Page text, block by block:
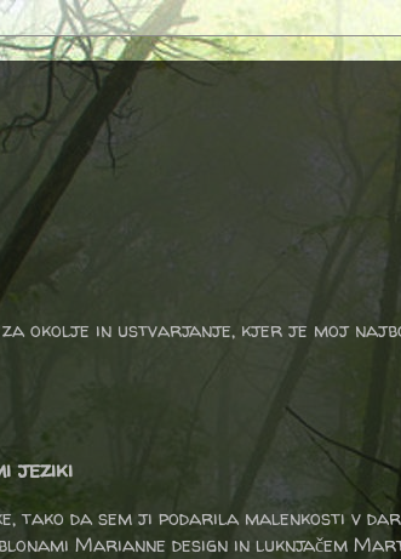
za okolje in ustvarjanje, kjer je moj
jeziki
tako da sem ji podarila malenkosti v
Marianne design in luknjačem